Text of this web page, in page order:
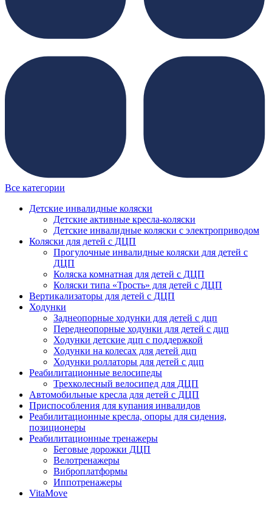
Все категории
Детские инвалидные коляски
Детские активные кресла-коляски
Детские инвалидные коляски с электроприводом
Коляски для детей с ДЦП
Прогулочные инвалидные коляски для детей с
ДЦП
Коляска комнатная для детей с ДЦП
Коляски типа «Трость» для детей с ДЦП
Вертикализаторы для детей с ДЦП
Ходунки
Заднеопорные ходунки для детей с дцп
Переднеопорные ходунки для детей с дцп
Ходунки детские дцп с поддержкой
Ходунки на колесах для детей дцп
Ходунки роллаторы для детей с дцп
Реабилитационные велосипеды
Трехколесный велосипед для ДЦП
Автомобильные кресла для детей с ДЦП
Приспособления для купания инвалидов
Реабилитационные кресла, опоры для сидения,
позиционеры
Реабилитационные тренажеры
Беговые дорожки ДЦП
Велотренажеры
Виброплатформы
Иппотренажеры
VitaMove